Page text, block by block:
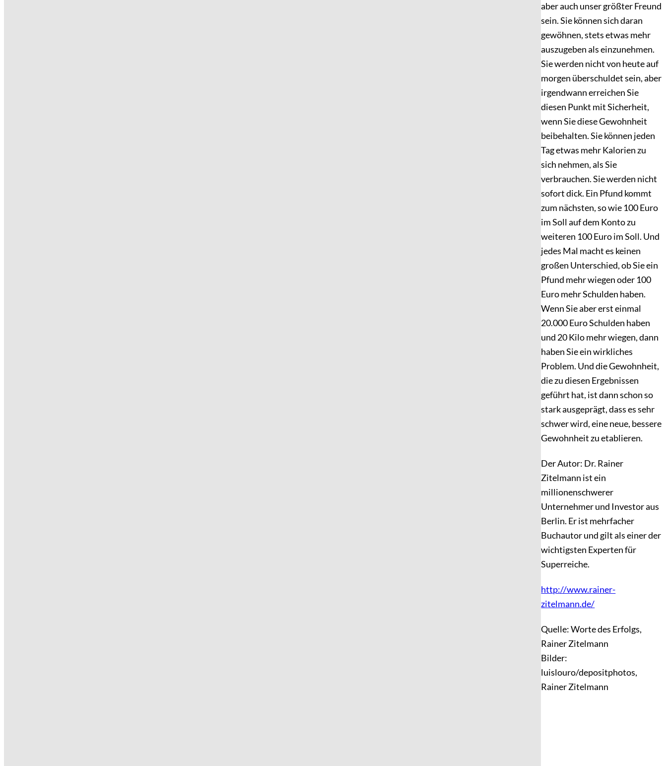
aber auch unser größter Freund
sein. Sie können sich daran
gewöhnen, stets etwas mehr
auszugeben als einzunehmen.
Sie werden nicht von heute auf
morgen überschuldet sein, aber
irgendwann erreichen Sie
diesen Punkt mit Sicherheit,
wenn Sie diese Gewohnheit
beibehalten. Sie können jeden
Tag etwas mehr Kalorien zu
sich nehmen, als Sie
verbrauchen. Sie werden nicht
sofort dick. Ein Pfund kommt
zum nächsten, so wie 100 Euro
im Soll auf dem Konto zu
weiteren 100 Euro im Soll. Und
jedes Mal macht es keinen
großen Unterschied, ob Sie ein
Pfund mehr wiegen oder 100
Euro mehr Schulden haben.
Wenn Sie aber erst einmal
20.000 Euro Schulden haben
und 20 Kilo mehr wiegen, dann
haben Sie ein wirkliches
Problem. Und die Gewohnheit,
die zu diesen Ergebnissen
geführt hat, ist dann schon so
stark ausgeprägt, dass es sehr
schwer wird, eine neue, bessere
Gewohnheit zu etablieren.
Der Autor: Dr. Rainer
Zitelmann ist ein
millionenschwerer
Unternehmer und Investor aus
Berlin. Er ist mehrfacher
Buchautor und gilt als einer der
wichtigsten Experten für
Superreiche.
http://www.rainer-
zitelmann.de/
Quelle: Worte des Erfolgs,
Rainer Zitelmann
Bilder:
luislouro/depositphotos,
Rainer Zitelmann